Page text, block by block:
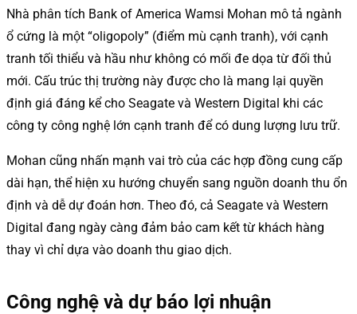
Nhà phân tích Bank of America Wamsi Mohan mô tả ngành
ổ cứng là một “oligopoly” (điểm mù cạnh tranh), với cạnh
tranh tối thiểu và hầu như không có mối đe dọa từ đối thủ
mới. Cấu trúc thị trường này được cho là mang lại quyền
định giá đáng kể cho Seagate và Western Digital khi các
công ty công nghệ lớn cạnh tranh để có dung lượng lưu trữ.
Mohan cũng nhấn mạnh vai trò của các hợp đồng cung cấp
dài hạn, thể hiện xu hướng chuyển sang nguồn doanh thu ổn
định và dễ dự đoán hơn. Theo đó, cả Seagate và Western
Digital đang ngày càng đảm bảo cam kết từ khách hàng
thay vì chỉ dựa vào doanh thu giao dịch.
Công nghệ và dự báo lợi nhuận